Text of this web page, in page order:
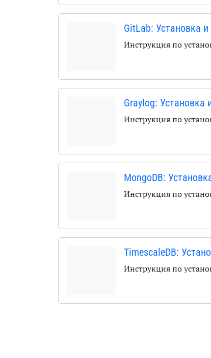
GitLab: Установка
Инструкция по
Graylog: Установка
Инструкция по
MongoDB:
Инструкция по
TimescaleDB:
Инструкция по